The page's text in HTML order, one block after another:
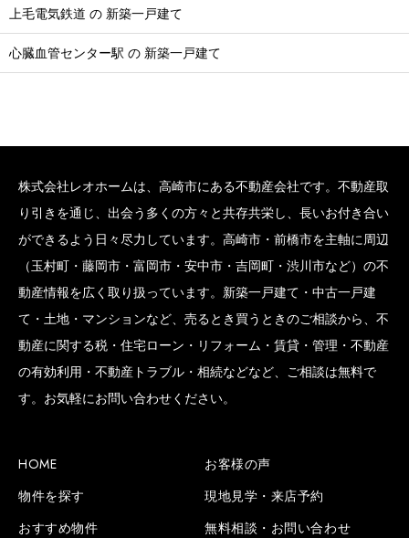
上毛電気鉄道 の 新築一戸建て
心臓血管センター駅 の 新築一戸建て
株式会社レオホームは、高崎市にある不動産会社です。不動産取
り引きを通じ、出会う多くの方々と共存共栄し、長いお付き合い
ができるよう日々尽力しています。高崎市・前橋市を主軸に周辺
（玉村町・藤岡市・富岡市・安中市・吉岡町・渋川市など）の不
動産情報を広く取り扱っています。新築一戸建て・中古一戸建
て・土地・マンションなど、売るとき買うときのご相談から、不
動産に関する税・住宅ローン・リフォーム・賃貸・管理・不動産
の有効利用・不動産トラブル・相続などなど、ご相談は無料で
す。お気軽にお問い合わせください。
HOME
物件を探す
おすすめ物件
お客様の声
現地見学・来店予約
無料相談・お問い合わせ